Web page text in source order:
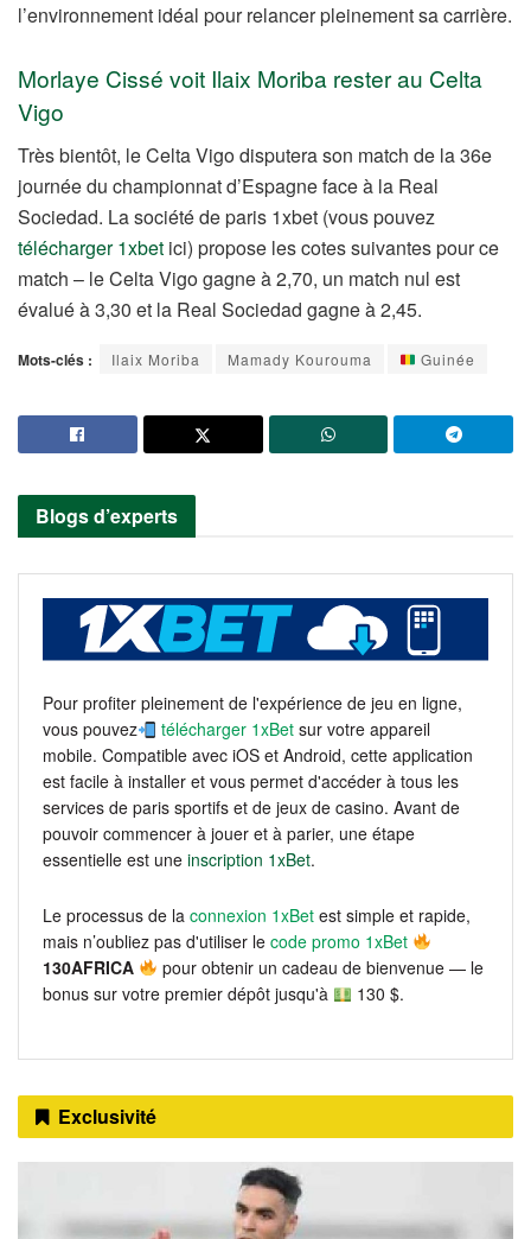
l’environnement idéal pour relancer pleinement sa carrière.
Morlaye Cissé voit Ilaix Moriba rester au Celta
Vigo
Très bientôt, le Celta Vigo disputera son match de la 36e
journée du championnat d’Espagne face à la Real
Sociedad. La société de paris 1xbet (vous pouvez
télécharger 1xbet ici) propose les cotes suivantes pour ce
match – le Celta Vigo gagne à 2,70, un match nul est
évalué à 3,30 et la Real Sociedad gagne à 2,45.
Mots-clés : Ilaix Moriba Mamady Kourouma Guinée
Blogs d’experts
Pour profiter pleinement de l'expérience de jeu en ligne,
vous pouvez
télécharger 1xBet sur votre appareil
mobile. Compatible avec iOS et Android, cette application
est facile à installer et vous permet d'accéder à tous les
services de paris sportifs et de jeux de casino. Avant de
pouvoir commencer à jouer et à parier, une étape
essentielle est une inscription 1xBet.
Le processus de la connexion 1xBet est simple et rapide,
mais n’oubliez pas d'utiliser le code promo 1xBet
130AFRICA
pour obtenir un cadeau de bienvenue — le
bonus sur votre premier dépôt jusqu'à
130 $.
Exclusivité